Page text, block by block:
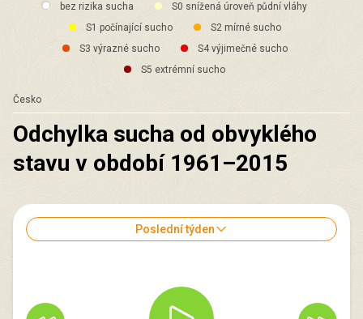
bez rizika sucha
S0 snížená úroveň půdní vláhy
S1 počínající sucho
S2 mírné sucho
S3 výrazné sucho
S4 výjimečné sucho
S5 extrémní sucho
Česko
Odchylka sucha od obvyklého
stavu v období 1961–2015
Poslední týden